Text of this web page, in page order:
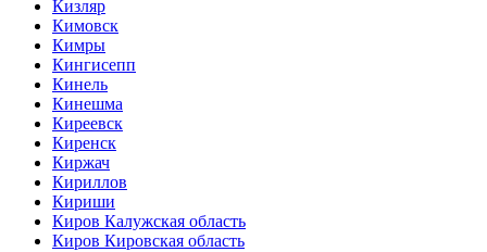
Кизляр
Кимовск
Кимры
Кингисепп
Кинель
Кинешма
Киреевск
Киренск
Киржач
Кириллов
Кириши
Киров Калужская область
Киров Кировская область